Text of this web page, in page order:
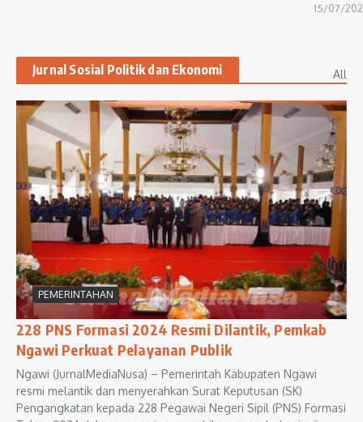
15/07/
Jurnal Sosial Politik dan Ekonomi All
PEMERINTAHAN
228 PNS Formasi 2024 Resmi Dilantik, Pemkab
Ngawi Perkuat Pelayanan Publik
Ngawi (JurnalMediaNusa) – Pemerintah Kabupaten Ngawi
resmi melantik dan menyerahkan Surat Keputusan (SK)
Pengangkatan kepada 228 Pegawai Negeri Sipil (PNS) Formasi